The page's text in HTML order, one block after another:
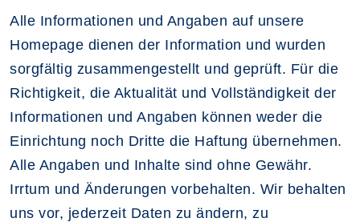
Alle Informationen und Angaben auf unsere
Homepage dienen der Information und wurden
sorgfältig zusammengestellt und geprüft. Für die
Richtigkeit, die Aktualität und Vollständigkeit der
Informationen und Angaben können weder die
Einrichtung noch Dritte die Haftung übernehmen.
Alle Angaben und Inhalte sind ohne Gewähr.
Irrtum und Änderungen vorbehalten. Wir behalten
uns vor, jederzeit Daten zu ändern, zu